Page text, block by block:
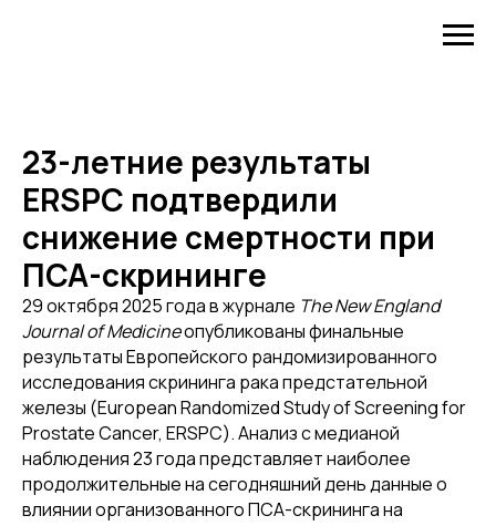
23-летние результаты
ERSPC подтвердили
снижение смертности при
ПСА-скрининге
29 октября 2025 года в журнале The New England
Journal of Medicineопубликованы финальные
результаты Европейского рандомизированного
исследования скрининга рака предстательной
железы (European Randomized Study of Screening for
Prostate Cancer, ERSPC). Анализ с медианой
наблюдения 23 года представляет наиболее
продолжительные на сегодняшний день данные о
влиянии организованного ПСА-скрининга на